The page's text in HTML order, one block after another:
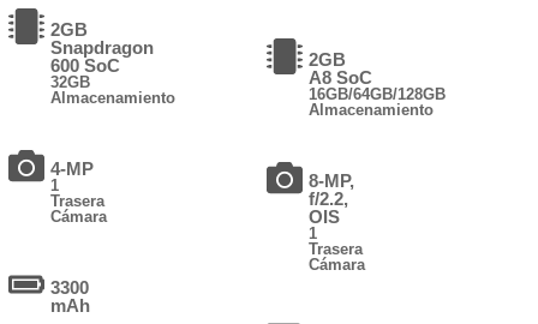
2GB
Snapdragon
600 SoC
32GB
Almacenamiento
4-MP
1
Trasera
Cámara
3300
mAh
2GB
A8 SoC
16GB/64GB/128GB
Almacenamiento
8-MP,
f/2.2,
OIS
1
Trasera
Cámara